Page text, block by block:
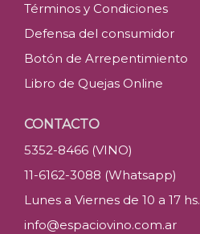
Términos y Condiciones
Defensa del consumidor
Botón de Arrepentimiento
Libro de Quejas Online
CONTACTO
5352-8466 (VINO)
11-6162-3088 (Whatsapp)
Lunes a Viernes de 10 a 17 hs.
info@espaciovino.com.ar